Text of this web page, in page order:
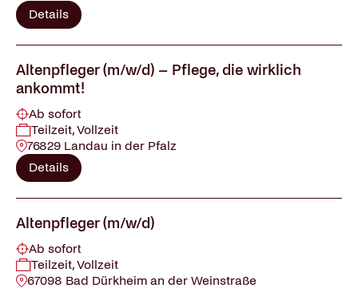
Details
Altenpfleger (m/w/d) – Pflege, die wirklich
ankommt!
Ab sofort
Teilzeit, Vollzeit
76829 Landau in der Pfalz
Details
Altenpfleger (m/w/d)
Ab sofort
Teilzeit, Vollzeit
67098 Bad Dürkheim an der Weinstraße